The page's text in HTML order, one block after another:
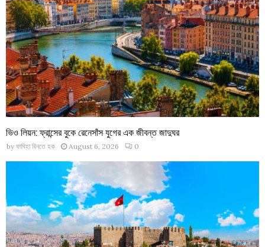
ভিও লিয়ন: ফ্রান্সের বুকে রেনেসাঁস যুগের এক জীবন্ত জাদুঘর
by ফাবিহা বিনতে হক August 6, 2026 0